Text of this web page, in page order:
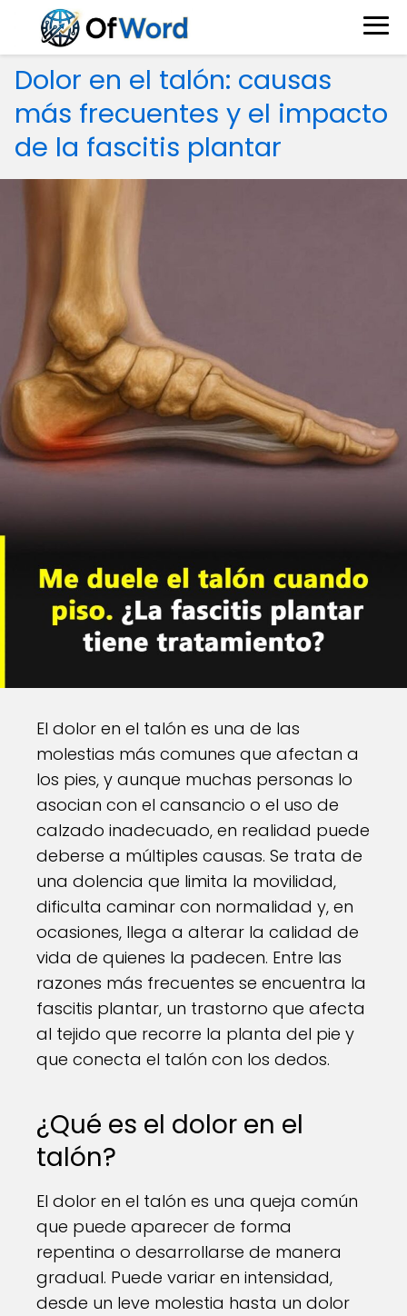
Dolor en el talón: causas
más frecuentes y el impacto
de la fascitis plantar
El dolor en el talón es una de las
molestias más comunes que afectan a
los pies, y aunque muchas personas lo
asocian con el cansancio o el uso de
calzado inadecuado, en realidad puede
deberse a múltiples causas. Se trata de
una dolencia que limita la movilidad,
dificulta caminar con normalidad y, en
ocasiones, llega a alterar la calidad de
vida de quienes la padecen. Entre las
razones más frecuentes se encuentra la
fascitis plantar, un trastorno que afecta
al tejido que recorre la planta del pie y
que conecta el talón con los dedos.
¿Qué es el dolor en el
talón?
El dolor en el talón es una queja común
que puede aparecer de forma
repentina o desarrollarse de manera
gradual. Puede variar en intensidad,
desde un leve molestia hasta un dolor